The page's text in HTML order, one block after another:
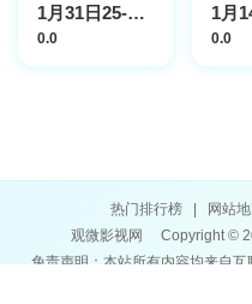
1月31日25-26赛季NBA常规赛 快船VS倔金
0.0 0.0
热门排行榜 网站
观微影视网
Copyright ©
免责声明：本站所有内容均来自